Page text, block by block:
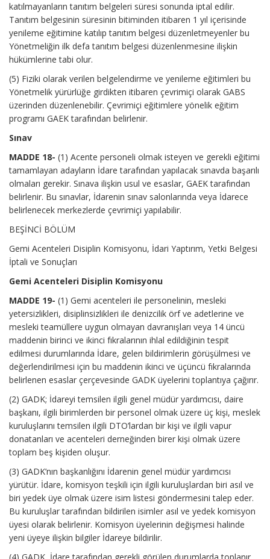
katılmayanların tanıtım belgeleri süresi sonunda iptal edilir.
Tanıtım belgesinin süresinin bitiminden itibaren 1 yıl içerisinde
yenileme eğitimine katılıp tanıtım belgesi düzenletmeyenler bu
Yönetmeliğin ilk defa tanıtım belgesi düzenlenmesine ilişkin
hükümlerine tabi olur.
(5) Fiziki olarak verilen belgelendirme ve yenileme eğitimleri bu
Yönetmelik yürürlüğe girdikten itibaren çevrimiçi olarak GABS
üzerinden düzenlenebilir. Çevrimiçi eğitimlere yönelik eğitim
programı GAEK tarafından belirlenir.
Sınav
MADDE 18- (1) Acente personeli olmak isteyen ve gerekli eğitimi
tamamlayan adayların İdare tarafından yapılacak sınavda başarılı
olmaları gerekir. Sınava ilişkin usul ve esaslar, GAEK tarafından
belirlenir. Bu sınavlar, İdarenin sınav salonlarında veya İdarece
belirlenecek merkezlerde çevrimiçi yapılabilir.
BEŞİNCİ BÖLÜM
Gemi Acenteleri Disiplin Komisyonu, İdari Yaptırım, Yetki Belgesi
İptali ve Sonuçları
Gemi Acenteleri Disiplin Komisyonu
MADDE 19- (1) Gemi acenteleri ile personelinin, mesleki
yetersizlikleri, disiplinsizlikleri ile denizcilik örf ve adetlerine ve
mesleki teamüllere uygun olmayan davranışları veya 14 üncü
maddenin birinci ve ikinci fıkralarının ihlal edildiğinin tespit
edilmesi durumlarında İdare, gelen bildirimlerin görüşülmesi ve
değerlendirilmesi için bu maddenin ikinci ve üçüncü fıkralarında
belirlenen esaslar çerçevesinde GADK üyelerini toplantıya çağırır.
(2) GADK; İdareyi temsilen ilgili genel müdür yardımcısı, daire
başkanı, ilgili birimlerden bir personel olmak üzere üç kişi, meslek
kuruluşlarını temsilen ilgili DTO’lardan bir kişi ve ilgili vapur
donatanları ve acenteleri derneğinden birer kişi olmak üzere
toplam beş kişiden oluşur.
(3) GADK’nın başkanlığını İdarenin genel müdür yardımcısı
yürütür. İdare, komisyon teşkili için ilgili kuruluşlardan biri asıl ve
biri yedek üye olmak üzere isim listesi göndermesini talep eder.
Bu kuruluşlar tarafından bildirilen isimler asıl ve yedek komisyon
üyesi olarak belirlenir. Komisyon üyelerinin değişmesi halinde
yeni üyeye ilişkin bilgiler İdareye bildirilir.